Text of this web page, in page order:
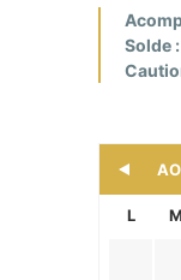
Solde :
L M